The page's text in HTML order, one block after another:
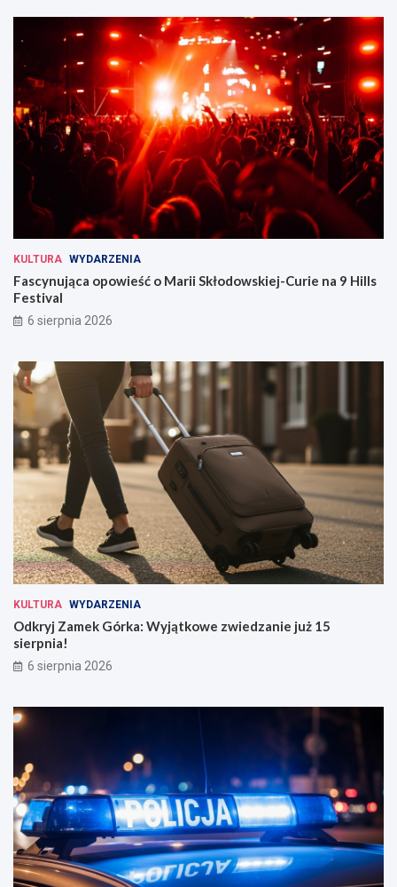
KULTURA WYDARZENIA
Fascynująca opowieść o Marii Skłodowskiej-Curie na 9 Hills
Festival
6 sierpnia 2026
KULTURA WYDARZENIA
Odkryj Zamek Górka: Wyjątkowe zwiedzanie już 15
sierpnia!
6 sierpnia 2026